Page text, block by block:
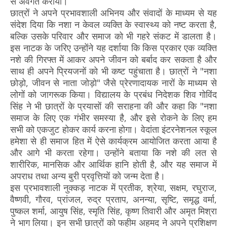
छात्रों ने अपने प्रभावशाली अभिनय और संवादों के माध्यम से यह
संदेश दिया कि नशा न केवल व्यक्ति के स्वास्थ्य को नष्ट करता है,
बल्कि उसके परिवार और समाज को भी गहरे संकट में डालता है।
इस नाटक के जरिए उन्होंने यह दर्शाया कि किस प्रकार एक व्यक्ति
नशे की गिरफ्त में आकर अपने जीवन को बर्बाद कर सकता है और
साथ ही अपने प्रियजनों को भी कष्ट पहुंचाता है। छात्रों ने "नशा
छोड़ो, जीवन से नाता जोड़ो" जैसे प्रेरणादायक नारों के माध्यम से
लोगों को जागरूक किया। विद्यालय के प्रबंध निदेशक शिव गोविंद
सिंह ने भी छात्रों के प्रयासों की सराहना की और कहा कि "नशा
समाज के लिए एक गंभीर समस्या है, और इसे रोकने के लिए हम
सभी को एकजुट होकर कार्य करना होगा। वेदांता इंटरनेशनल स्कूल
हमेशा से ही समाज हित में ऐसे कार्यक्रम आयोजित करता आया है
और आगे भी करता रहेगा। उन्होंने बताया कि नशे की लत से
शारीरिक, मानसिक और आर्थिक हानि होती है, और यह समाज में
अपराध तथा अन्य बुरी प्रवृत्तियों को जन्म देता है।
इस प्रभावशाली नुक्कड़ नाटक में प्रतीक, श्रेया, सक्षम, रघुराज,
वैष्णवी, गौरव, प्रांजल, रुद्र प्रताप, अनन्या, सृष्टि, समृद्ध वर्मा,
पुष्कल शर्मा, आयुष सिंह, स्मृति सिंह, कृष्ण तिवारी और अमृत मिश्रा
ने भाग लिया। इन सभी छात्रों को फहीम अहमद ने अपने प्रशिक्षण